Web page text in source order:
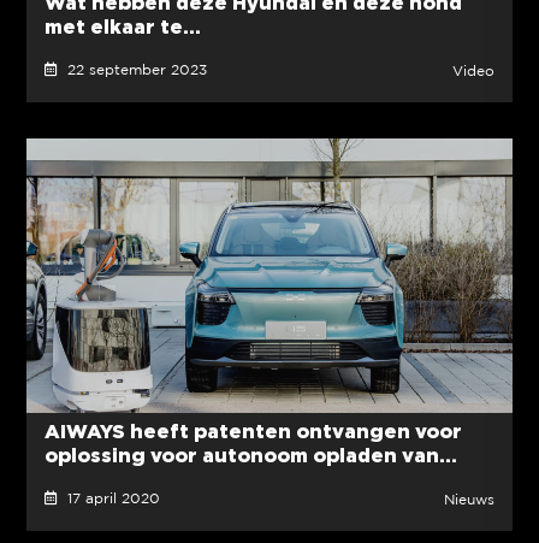
met elkaar te...
22 september 2023 Video
AIWAYS heeft patenten ontvangen voor
oplossing voor autonoom opladen van...
17 april 2020 Nieuws